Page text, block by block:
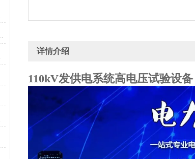
详情介绍
110kV发供电系统高电压试验设备